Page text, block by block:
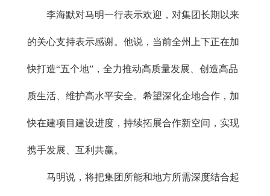
李海默对马明一行表示欢迎，对集团长期以来
的关心支持表示感谢。他说，当前全州上下正在加
快打造“五个地”，全力推动高质量发展、创造高品
质生活、维护高水平安全。希望深化企地合作，加
快在建项目建设进度，持续拓展合作新空间，实现
携手发展、互利共赢。
马明说，将把集团所能和地方所需深度结合起